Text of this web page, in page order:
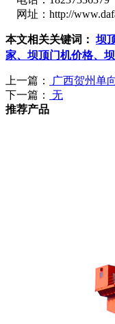
网址：http://
本文相关关键词： 坝
家、坝顶门机价格、
上一篇：
广西贺州单
下一篇：
无
推荐产品